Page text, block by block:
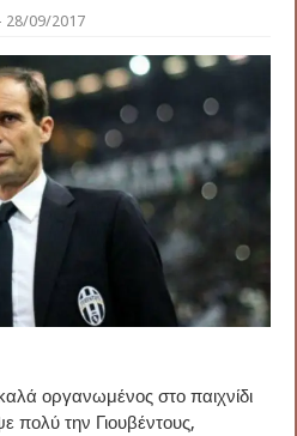
28/09/2017
οργανωμένος στο παιχνίδι
πολύ την Γιουβέντους,